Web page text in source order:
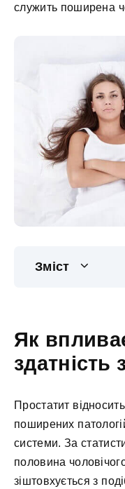
служить поширена
Зміст
Як
здатність
Простатит
поширених
системи. За
половина
зіштовхується з